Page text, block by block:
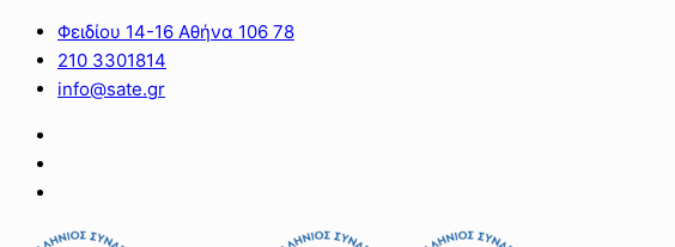
Φειδίου 14-16 Αθήνα 106 78
210 3301814
info@sate.gr